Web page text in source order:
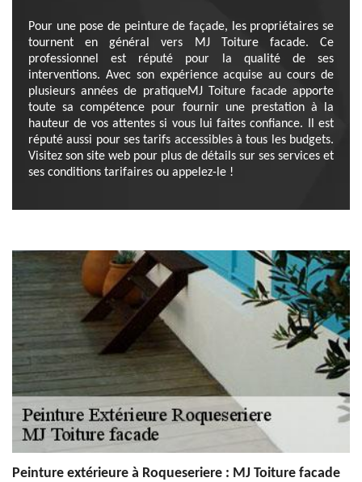
Pour une pose de peinture de façade, les propriétaires se
tournent en général vers MJ Toiture facade. Ce
professionnel est réputé pour la qualité de ses
interventions. Avec son expérience acquise au cours de
plusieurs années de pratiqueMJ Toiture facade apporte
toute sa compétence pour fournir une prestation à la
hauteur de vos attentes si vous lui faites confiance. Il est
réputé aussi pour ses tarifs accessibles à tous les budgets.
Visitez son site web pour plus de détails sur ses services et
ses conditions tarifaires ou appelez-le !
Peinture extérieure à Roqueseriere : MJ Toiture facade